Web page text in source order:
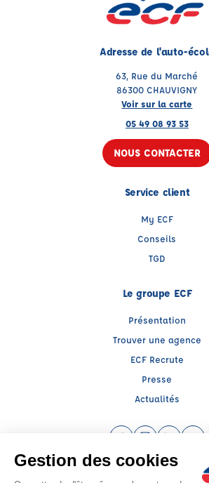
Adresse de l'auto-
63, Rue du Marché
86300 CHAUVIGNY
Voir sur la carte
05 49 08 93 53
NOUS CONTACTER
Service client
My ECF
Conseils
TGD
Le groupe ECF
Présentation
Trouver une agence
ECF Recrute
Presse
Actualités
FacebookInstagram
Raison sociale : ECF CER CENTRE ATLANTIQUE